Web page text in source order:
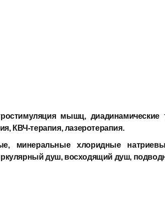
мышц, диадинамические
КВЧ-терапия, лазеротерапия.
минеральные хлоридные
душ, восходящий душ,